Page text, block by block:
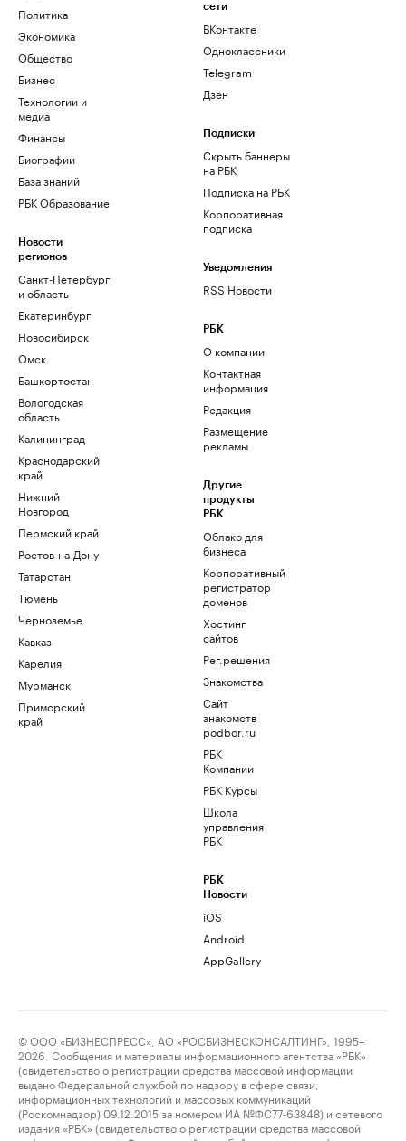
Политика
Экономика
Общество
Бизнес
Технологии и
медиа
Финансы
Биографии
База знаний
РБК Образование
Новости
регионов
Санкт-Петербург
и область
Екатеринбург
Новосибирск
Омск
Башкортостан
Вологодская
область
Калининград
Краснодарский
край
Нижний
Новгород
Пермский край
Ростов-на-Дону
Татарстан
Тюмень
Черноземье
Кавказ
Карелия
Мурманск
Приморский
край
сети
ВКонтакте
Одноклассники
Telegram
Дзен
Подписки
Скрыть баннеры
на РБК
Подписка на РБК
Корпоративная
подписка
Уведомления
RSS Новости
РБК
О компании
Контактная
информация
Редакция
Размещение
рекламы
Другие
продукты
РБК
Облако для
бизнеса
Корпоративный
регистратор
доменов
Хостинг
сайтов
Рег.решения
Знакомства
Сайт
знакомств
podbor.ru
РБК
Компании
РБК Курсы
Школа
управления
РБК
РБК
Новости
iOS
Android
AppGallery
© ООО «БИЗНЕСПРЕСС», АО «РОСБИЗНЕСКОНСАЛТИНГ», 1995–
2026. Сообщения и материалы информационного агентства «РБК»
(свидетельство о регистрации средства массовой информации
выдано Федеральной службой по надзору в сфере связи,
информационных технологий и массовых коммуникаций
(Роскомнадзор) 09.12.2015 за номером ИА №ФС77-63848) и сетевого
издания «РБК» (свидетельство о регистрации средства массовой